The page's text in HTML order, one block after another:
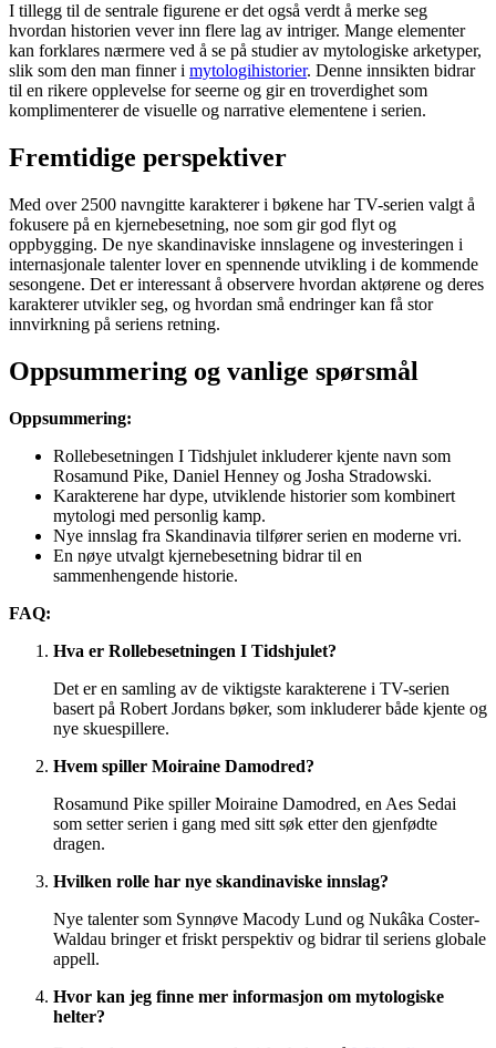
I tillegg til de sentrale figurene er det også verdt å merke seg
hvordan historien vever inn flere lag av intriger. Mange elementer
kan forklares nærmere ved å se på studier av mytologiske arketyper,
slik som den man finner i mytologihistorier. Denne innsikten bidrar
til en rikere opplevelse for seerne og gir en troverdighet som
komplimenterer de visuelle og narrative elementene i serien.
Fremtidige perspektiver
Med over 2500 navngitte karakterer i bøkene har TV-serien valgt å
fokusere på en kjernebesetning, noe som gir god flyt og
oppbygging. De nye skandinaviske innslagene og investeringen i
internasjonale talenter lover en spennende utvikling i de kommende
sesongene. Det er interessant å observere hvordan aktørene og deres
karakterer utvikler seg, og hvordan små endringer kan få stor
innvirkning på seriens retning.
Oppsummering og vanlige spørsmål
Oppsummering:
Rollebesetningen I Tidshjulet inkluderer kjente navn som
Rosamund Pike, Daniel Henney og Josha Stradowski.
Karakterene har dype, utviklende historier som kombinert
mytologi med personlig kamp.
Nye innslag fra Skandinavia tilfører serien en moderne vri.
En nøye utvalgt kjernebesetning bidrar til en
sammenhengende historie.
FAQ:
Hva er Rollebesetningen I Tidshjulet?
Det er en samling av de viktigste karakterene i TV-serien
basert på Robert Jordans bøker, som inkluderer både kjente og
nye skuespillere.
Hvem spiller Moiraine Damodred?
Rosamund Pike spiller Moiraine Damodred, en Aes Sedai
som setter serien i gang med sitt søk etter den gjenfødte
dragen.
Hvilken rolle har nye skandinaviske innslag?
Nye talenter som Synnøve Macody Lund og Nukâka Coster-
Waldau bringer et friskt perspektiv og bidrar til seriens globale
appell.
Hvor kan jeg finne mer informasjon om mytologiske
helter?